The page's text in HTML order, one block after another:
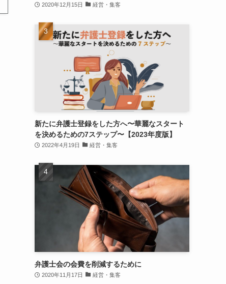
2020年12月15日 経営・集客
新たに弁護士登録をした方へ〜華麗なスタート
を決めるための7ステップ〜【2023年度版】
2022年4月19日 経営・集客
弁護士会の会費を削減するために
2020年11月17日 経営・集客